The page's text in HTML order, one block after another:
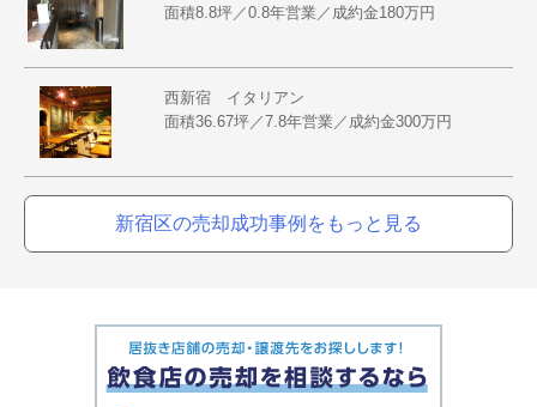
面積8.8坪／0.8年営業／成約金180万円
西新宿 イタリアン
面積36.67坪／7.8年営業／成約金300万円
新宿区の売却成功事例をもっと見る